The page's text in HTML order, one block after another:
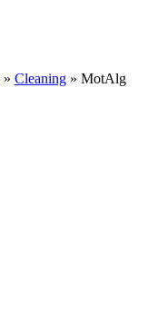
» Cleaning » MotAlg